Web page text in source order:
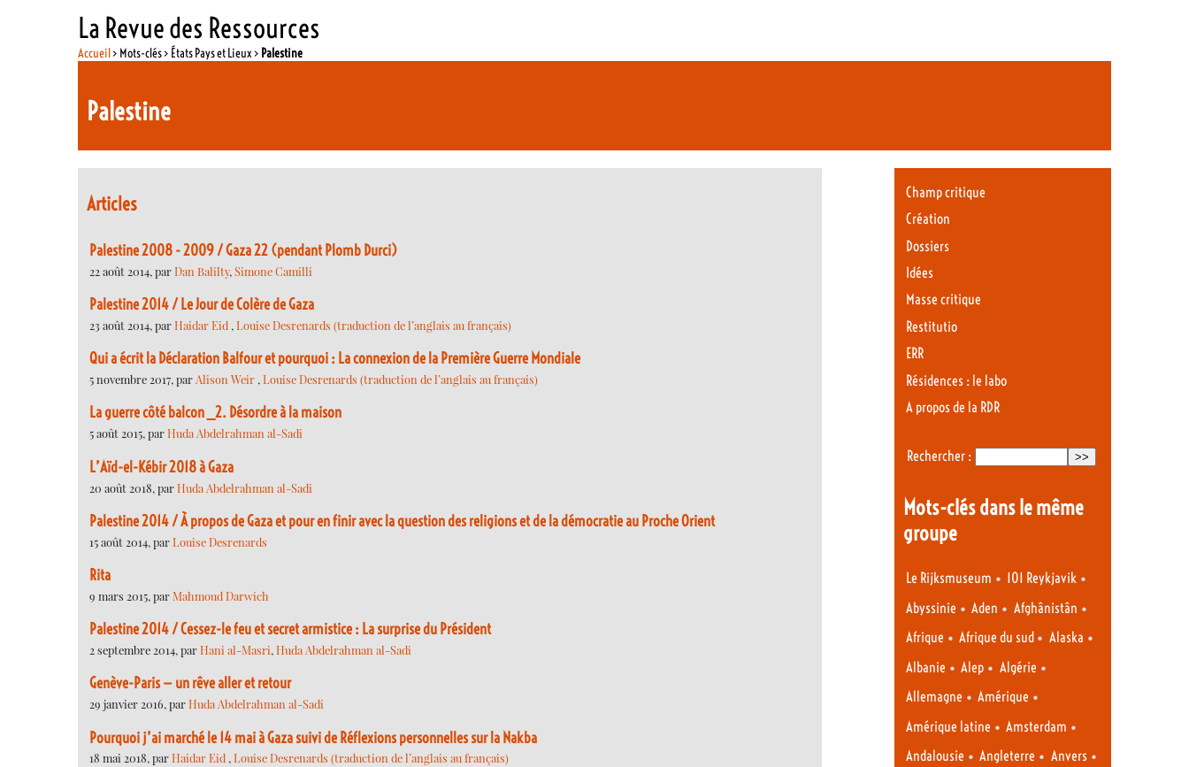
La Revue des Ressources
Accueil> Mots-clés > États Pays et Lieux > Palestine
Palestine
Articles
Palestine 2008 - 2009 / Gaza 22 (pendant Plomb Durci)
22 août 2014, parDan Balilty, Simone Camilli
Palestine 2014 / Le Jour de Colère de Gaza
23 août 2014, parHaidar Eid , Louise Desrenards (traduction de l’anglais au français)
Qui a écrit la Déclaration Balfour et pourquoi : La connexion de la Première Guerre Mondiale
5 novembre 2017, parAlison Weir , Louise Desrenards (traduction de l’anglais au français)
La guerre côté balcon _2. Désordre à la maison
5 août 2015, parHuda Abdelrahman al-Sadi
L’Aïd-el-Kébir 2018 à Gaza
20 août 2018, parHuda Abdelrahman al-Sadi
Palestine 2014 / À propos de Gaza et pour en finir avec la question des religions et de la démocratie au Proche Orient
15 août 2014, parLouise Desrenards
Rita
9 mars 2015, parMahmoud Darwich
Palestine 2014 / Cessez-le feu et secret armistice : La surprise du Président
2 septembre 2014, parHani al-Masri, Huda Abdelrahman al-Sadi
Genève-Paris — un rêve aller et retour
29 janvier 2016, parHuda Abdelrahman al-Sadi
Pourquoi j’ai marché le 14 mai à Gaza suivi de Réflexions personnelles sur la Nakba
18 mai 2018, parHaidar Eid ,Louise Desrenards (traduction de l’anglais au français)
Champ critique
Création
Dossiers
Idées
Masse critique
Restitutio
ERR
Résidences : le labo
A propos de la RDR
Rechercher :
Mots-clés dans le même
groupe
Le Rijksmuseum • 101 Reykjavik •
Abyssinie • Aden • Afghânistân •
Afrique • Afrique du sud • Alaska •
Albanie • Alep • Algérie •
Allemagne • Amérique •
Amérique latine • Amsterdam •
Andalousie • Angleterre • Anvers•